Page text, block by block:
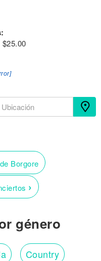
Borgore
›
género
Country